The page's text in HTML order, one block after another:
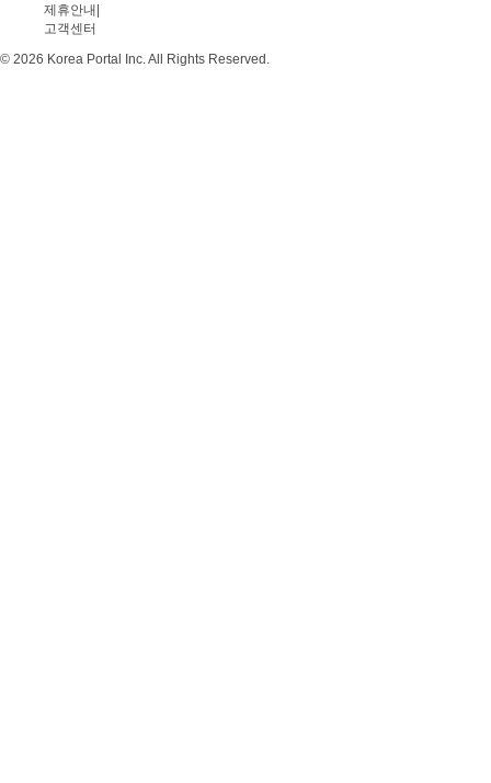
제휴안내
고객센터
© 2026 Korea Portal Inc. All Rights Reserved.